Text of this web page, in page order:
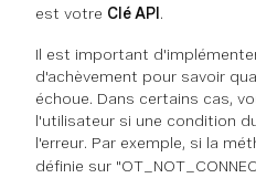
est votre Clé API .
Il est important
d'achèvement pour savoir
échoue. Dans certains cas,
l'utilisateur si une condition
l'erreur. Par exemple, si la
définie sur